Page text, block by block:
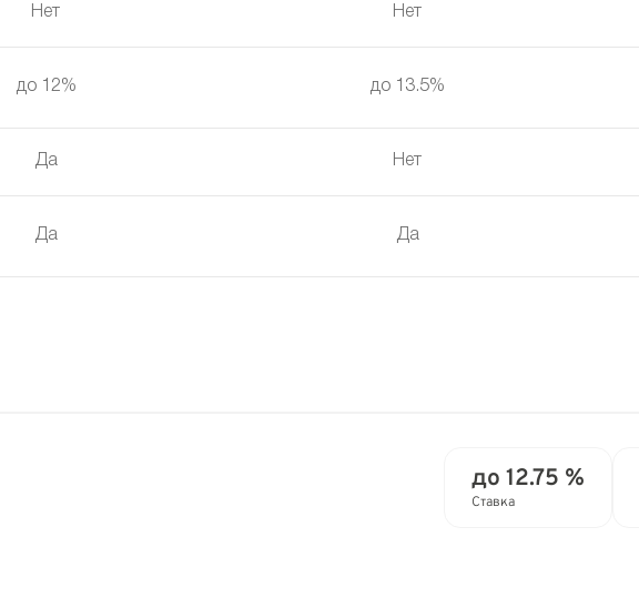
Нет Нет
до 12% до 13.5%
Да Нет
Да Да
до 12.75 %
Ставка